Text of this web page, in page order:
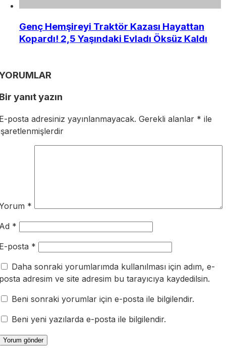
Genç Hemşireyi Traktör Kazası Hayattan
Kopardı! 2,5 Yaşındaki Evladı Öksüz Kaldı
yanıt yazın
posta adresiniz yayınlanmayacak. Gerekli alanlar * ile
*
*
posta *
Daha sonraki yorumlarımda kullanılması için adım, e-
adresim ve site adresim bu tarayıcıya kaydedilsin.
Beni sonraki yorumlar için e-posta ile bilgilendir.
Beni yeni yazılarda e-posta ile bilgilendir.